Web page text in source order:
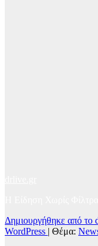
Δημιουργήθηκε από το
WordPress | Θέμα: